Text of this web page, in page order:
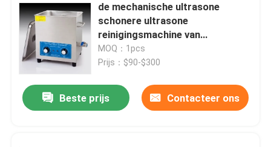
Producten
Ongeveer ons
Fabrieksreis
de mechanische ultrasone
schonere ultrasone
reinigingsmachine van
/industry/olie schonere 3180W
6L
MOQ：1pcs
Prijs：$90-$300
Beste prijs Contacteer ons